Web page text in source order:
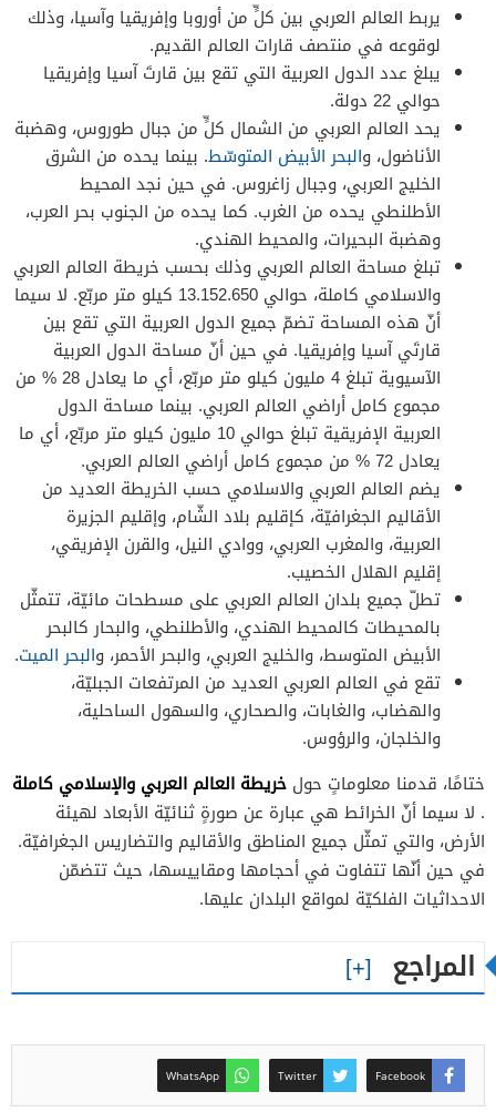
يربط العالم العربي بين كلٍّ من أوروبا وإفريقيا وآسيا، وذلك
لوقوعه في منتصف قارات العالم القديم.
يبلغ عدد الدول العربية التي تقع بين قارتَ آسيا وإفريقيا
حوالي 22 دولة.
يحد العالم العربي من الشمال كلٍّ من جبال طوروس، وهضبة
الأناضول، والبحر الأبيض المتوسّط. بينما يحده من الشرق
الخليج العربي، وجبال زاغروس. في حين نجد المحيط
الأطلنطي يحده من الغرب. كما يحده من الجنوب بحر العرب،
وهضبة البحيرات، والمحيط الهندي.
تبلغ مساحة العالم العربي وذلك بحسب خريطة العالم العربي
والاسلامي كاملة، حوالي 13.152.650 كيلو متر مربّع. لا سيما
أنّ هذه المساحة تضمّ جميع الدول العربية التي تقع بين
قارتَي آسيا وإفريقيا. في حين أنّ مساحة الدول العربية
الآسيوية تبلغ 4 مليون كيلو متر مربّع، أي ما يعادل 28 % من
مجموع كامل أراضي العالم العربي. بينما مساحة الدول
العربية الإفريقية تبلغ حوالي 10 مليون كيلو متر مربّع، أي ما
يعادل 72 % من مجموع كامل أراضي العالم العربي.
يضم العالم العربي والاسلامي حسب الخريطة العديد من
الأقاليم الجغرافيّة، كإقليم بلاد الشّام، وإقليم الجزيرة
العربية، والمغرب العربي، ووادي النيل، والقرن الإفريقي،
إقليم الهلال الخصيب.
تطلّ جميع بلدان العالم العربي على مسطحات مائيّة، تتمثّل
بالمحيطات كالمحيط الهندي، والأطلنطي، والبحار كالبحر
الأبيض المتوسط، والخليج العربي، والبحر الأحمر، والبحر الميت.
تقع في العالم العربي العديد من المرتفعات الجبليّة،
والهضاب، والغابات، والصحاري، والسهول الساحلية،
والخلجان، والرؤوس.
ختامًا، قدمنا معلوماتٍ حول خريطة العالم العربي والإسلامي كاملة
. لا سيما أنّ الخرائط هي عبارة عن صورةٍ ثنائيّة الأبعاد لهيئة
الأرض، والتي تمثّل جميع المناطق والأقاليم والتضاريس الجغرافيّة.
في حين أنّها تتفاوت في أحجامها ومقاييسها، حيث تتضمّن
الاحداثيات الفلكيّة لمواقع البلدان عليها.
المراجع
Facebook
Twitter
WhatsApp